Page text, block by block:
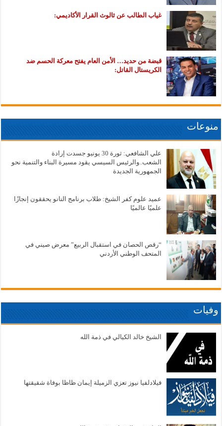
غياب الطالب عن ثالوث القرار الأكاديمي:
قبضة من حديد… الأمن العام يفتح معركة الحسم ضد
الكريستال القاتل:
منوعات
علي الشافعي: ثورة 30 يونيو جسدت إرادة
الشعب..والرئيس السيسي يقود مسيرة البناء والتنمية نحو
الجمهورية الجديدة
عميد علوم كفر الشيخ: طلاب برنامج النانو يحققون إنجازًا
علميًا عالميًا
“رقص الحصان في استقبال الربيع” معرض صيني في
المتحف الوطني الأردني
وفيات
الشيخ خالد الكيالي في ذمة الله
فيلادلفيا نيوز تعزي الزميلة إيمان ظاظا بوفاة شقيقتها